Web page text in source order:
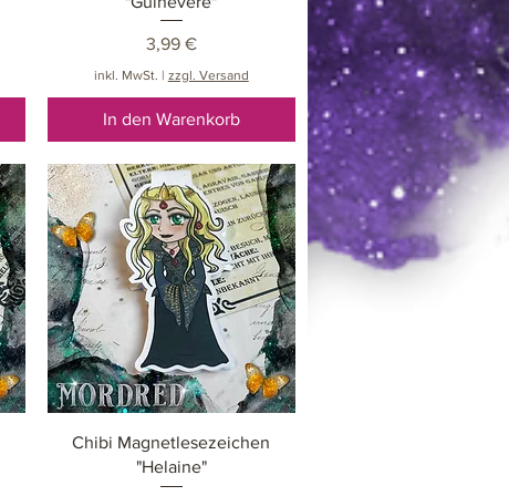
Preis
3,99 €
inkl. MwSt. | zzgl. Versand
In den Warenkorb
Schnellansicht
Chibi Magnetlesezeichen
"Helaine"